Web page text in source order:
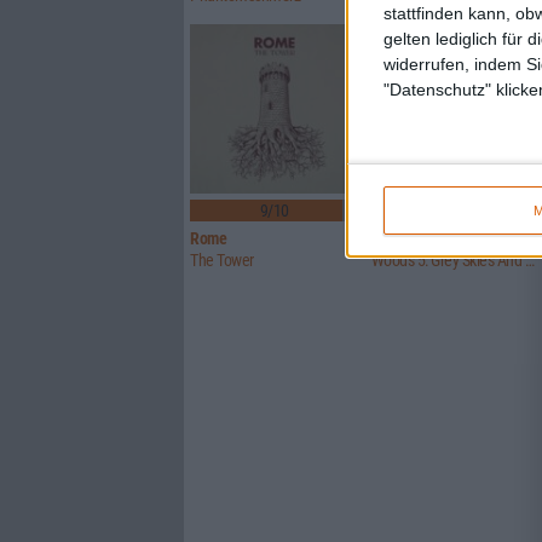
stattfinden kann,
gelten lediglich für
widerrufen, indem
"Datenschutz"
9/10
Rome
The Tower
Woods Of Ypres
Woods 5: Grey Skies And Electric Light